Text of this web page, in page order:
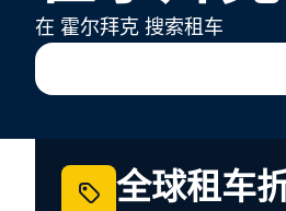
在 霍尔拜克 搜索租车
全球租车